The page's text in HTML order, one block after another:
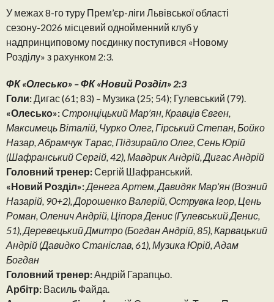
У межах 8-го туру Прем’єр-ліги Львівської області
сезону-2026 місцевий однойменний клуб у
надпринциповому поєдинку поступився «Новому
Розділу» з рахунком 2:3.
ФК «Олесько» – ФК «Новий Розділ» 2:3
Голи: Дигас (61; 83) – Музика (25; 54); Гулевський (79).
«Олесько»: Стронціцький Мар’ян, Кравців Євген,
Максимець Віталій, Чурко Олег, Гірський Степан, Бойко
Назар, Абрамчук Тарас, Підзирайло Олег, Сень Юрій
(Шафранський Сергій, 42), Мавдрик Андрій, Дигас Андрій
Головний тренер:Сергій Шафранський.
«Новий Розділ»: Денега Артем, Давидяк Мар’ян (Возний
Назарій, 90+2), Дорошенко Валерій, Острувка Ігор, Цень
Роман, Оленич Андрій, Ціпора Денис (Гулевський Денис,
51), Деревецький Дмитро (Богдан Андрій, 85), Карвацький
Андрій (Давидко Станіслав, 61), Музика Юрій, Адам
Богдан
Головний тренер: Андрій Гарапцьо.
Арбітр: Василь Файда.